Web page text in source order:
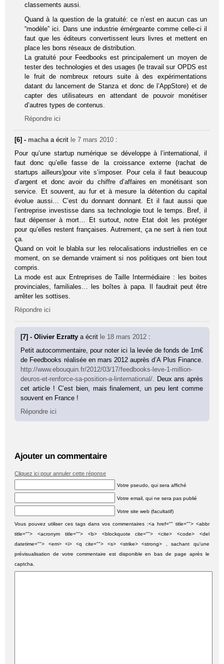
classements aussi.
Quand à la question de la gratuité: ce n’est en aucun cas un
“modèle” ici. Dans une industrie émérgeante comme celle-ci il
faut que les éditeurs convertissent leurs livres et mettent en
place les bons réseaux de distribution.
La gratuité pour Feedbooks est principalement un moyen de
tester des technologies et des usages (le travail sur OPDS est
le fruit de nombreux retours suite à des expérimentations
datant du lancement de Stanza et donc de l’AppStore) et de
capter des utilisateurs en attendant de pouvoir monétiser
d’autres types de contenus.
Répondre ici
[6] - macha a écrit le 7 mars 2010 :
Pour qu’une startup numérique se développe à l’international, il
faut donc qu’elle fasse de la croissance externe (rachat de
startups ailleurs)pour vite s’imposer. Pour cela il faut beaucoup
d’argent et donc avoir du chiffre d’affaires en monétisant son
service. Et souvent, au fur et à mesure la détention du capital
évolue aussi… C’est du donnant donnant. Et il faut aussi que
l’entreprise investisse dans sa technologie tout le temps. Bref, il
faut dépenser à mort… Et surtout, notre Etat doit les protéger
pour qu’elles restent françaises. Autrement, ça ne sert à rien tout
ça.
Quand on voit le blabla sur les relocalisations industrielles en ce
moment, on se demande vraiment si nos politiques ont bien tout
compris.
La mode est aux Entreprises de Taille Intermédiaire : les boites
provinciales, familiales… les boîtes à papa. Il faudrait peut être
arrêter les sottises.
Répondre ici
[7] - Olivier Ezrattya écrit le 18 mars 2012 :
Petit autocommentaire, pour noter ici la levée de fonds de 1m€
de Feedbooks réalisée en mars 2012 auprès d’A Plus Finance.
http://www.ebouquin.fr/2012/03/17/feedbooks-leve-1-million-
deuros-et-renforce-sa-position-a-linternational/ . Deux ans après
cet article ! C’est bien, mais finalement, un peu lent comme
souvent en France !
Répondre ici
Ajouter un commentaire
Cliquez ici pour annuler cette réponse
Votre pseudo, qui sera affiché
Votre email, qui ne sera pas publié
Votre site web (facultatif)
Vous pouvez utiliser ces tags dans vos commentaires :<a href="" title=""> <abbr
title=""> <acronym title=""> <b> <blockquote cite=""> <cite> <code> <del
datetime=""> <em> <i> <q cite=""> <s> <strike> <strong> , sachant qu'une
prévisualisation de votre commentaire est disponible en bas de page après le
captcha.